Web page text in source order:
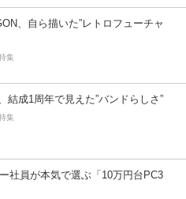
、自ら描いた”レトロフューチャ
集
結成1周年で見えた”バンドらしさ”
集
社員が本気で選ぶ「10万円台PC3